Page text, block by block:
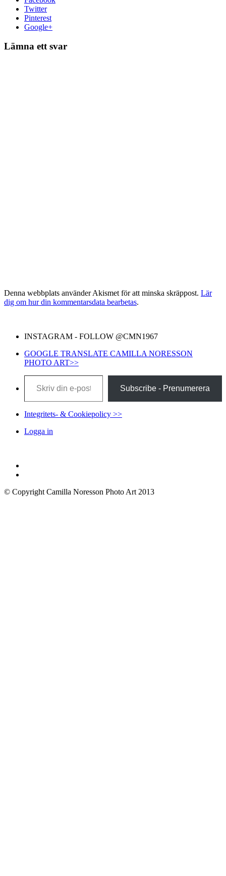
Twitter
Pinterest
Google+
Lämna ett svar
Denna webbplats använder Akismet för att minska skräppost. Lär
dig om hur din kommentarsdata bearbetas.
INSTAGRAM - FOLLOW @CMN1967
GOOGLE TRANSLATE CAMILLA NORESSON
PHOTO ART>>
Skriv din e-post …
Subscribe - Prenumerera
Integritets- & Cookiepolicy >>
Logga in
© Copyright Camilla Noresson Photo Art 2013